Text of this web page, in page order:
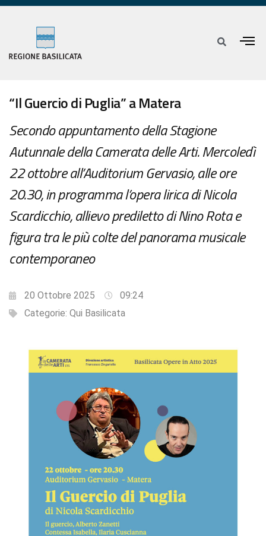
“Il Guercio di Puglia” a Matera
Secondo appuntamento della Stagione
Autunnale della Camerata delle Arti. Mercoledì
22 ottobre all’Auditorium Gervasio, alle ore
20.30, in programma l’opera lirica di Nicola
Scardicchio, allievo prediletto di Nino Rota e
figura tra le più colte del panorama musicale
contemporaneo
20 Ottobre 2025
09:24
Categorie: Qui Basilicata